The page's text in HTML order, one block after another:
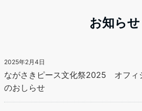
お知らせ
2025年2月4日
ながさきピース文化祭2025 オフィ
のおしらせ